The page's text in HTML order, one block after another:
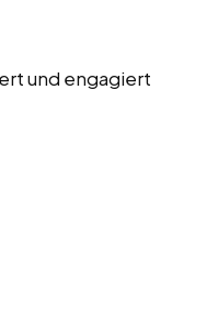
und engagiert